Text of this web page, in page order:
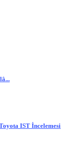
IST İncelemesi